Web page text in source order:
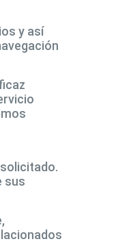
y así
sus